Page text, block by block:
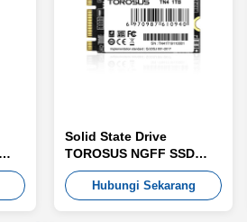
Solid State Drive
TOROSUS NGFF SSD
TN4
Hubungi Sekarang